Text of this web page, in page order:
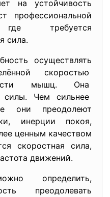
на устойчивость
профессиональной
где требуется
сила.
осуществлять
скоростью
мышц. Она
Чем сильнее
они преодолеют
инерции покоя,
ценным качеством
скоростная сила,
движений.
определить,
преодолевать